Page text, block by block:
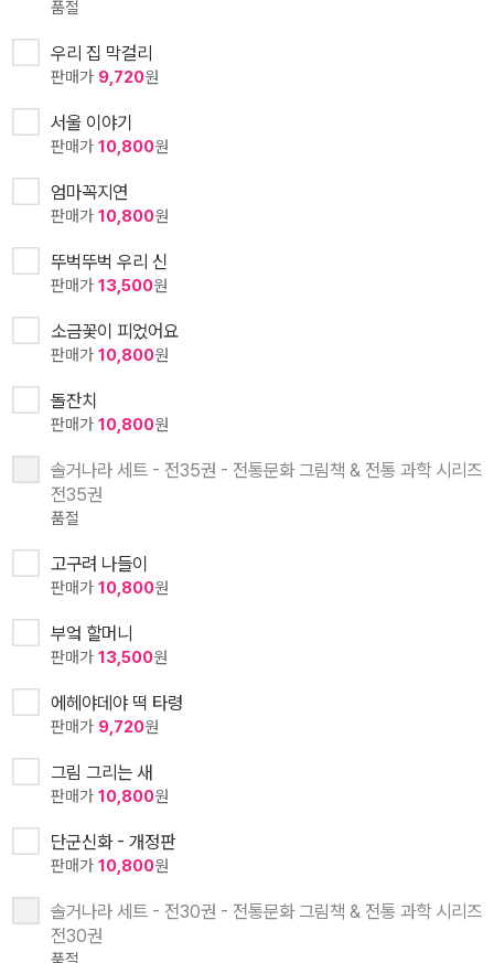
품절
우리 집 막걸리
판매가 9,720원
서울 이야기
판매가 10,800원
엄마꼭지연
판매가 10,800원
뚜벅뚜벅 우리 신
판매가 13,500원
소금꽃이 피었어요
판매가 10,800원
돌잔치
판매가 10,800원
솔거나라 세트 - 전35권 - 전통문화 그림책 & 전통 과학 시리즈
전35권
품절
고구려 나들이
판매가 10,800원
부엌 할머니
판매가 13,500원
에헤야데야 떡 타령
판매가 9,720원
그림 그리는 새
판매가 10,800원
단군신화 - 개정판
판매가 10,800원
솔거나라 세트 - 전30권 - 전통문화 그림책 & 전통 과학 시리즈
전30권